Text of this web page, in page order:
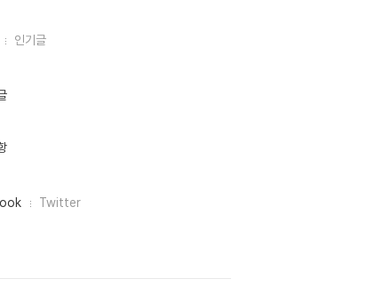
인기글
Twitter